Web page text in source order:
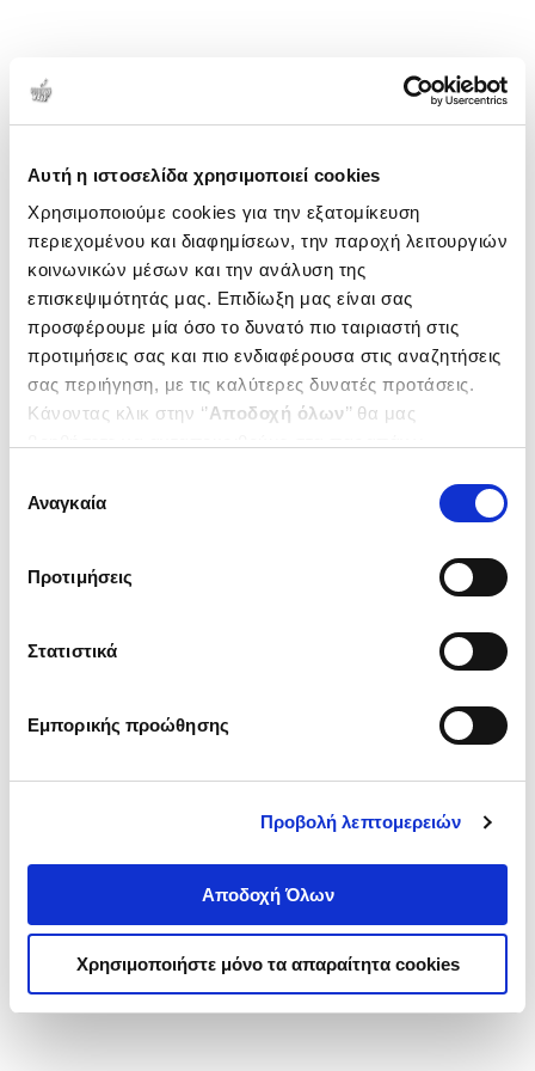
Αυτή η ιστοσελίδα χρησιμοποιεί cookies
Χρησιμοποιούμε cookies για την εξατομίκευση
περιεχομένου και διαφημίσεων, την παροχή λειτουργιών
κοινωνικών μέσων και την ανάλυση της
επισκεψιμότητάς μας. Επιδίωξη μας είναι σας
προσφέρουμε μία όσο το δυνατό πιο ταιριαστή στις
προτιμήσεις σας και πιο ενδιαφέρουσα στις αναζητήσεις
σας περιήγηση, με τις καλύτερες δυνατές προτάσεις.
Κάνοντας κλικ στην ‘’Αποδοχή όλων’’ θα μας
ενδιαφέρουν και να επιλέξετε από τα παρακάτω με την
΄΄και να ενημερωθείτε σχετικά με
συγκατάθεσης
Αναγκαία
Προτιμήσεις
Στατιστικά
Εμπορικής προώθησης
Προβολή λεπτομερειών
Αποδοχή Όλων
Χρησιμοποιήστε μόνο τα απαραίτητα cookies